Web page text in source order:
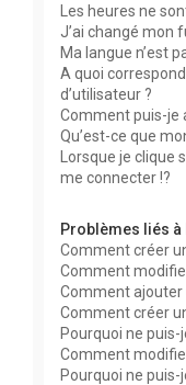
Les heures ne
J’ai changé mon
Ma langue n’est
A quoi
d’utilisateur ?
Comment puis-je
Qu’est-ce que
Lorsque je clique
me connecter !?
Problèmes liés
Comment créer
Comment
Comment ajouter
Comment créer
Pourquoi ne puis-
Comment
Pourquoi ne